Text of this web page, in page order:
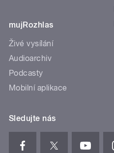
mujRozhlas
Živé vysílání
Audioarchiv
Podcasty
Mobilní aplikace
Sledujte nás